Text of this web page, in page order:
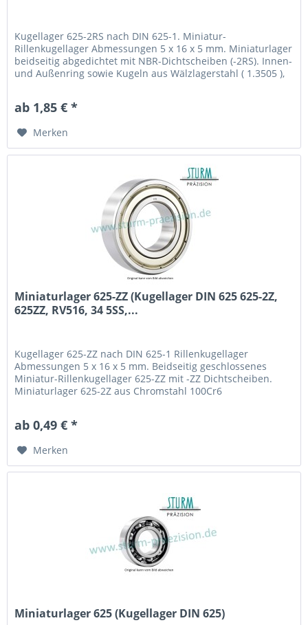
Kugellager 625-2RS nach DIN 625-1. Miniatur-
Rillenkugellager Abmessungen 5 x 16 x 5 mm. Miniaturlager
beidseitig abgedichtet mit NBR-Dichtscheiben (-2RS). Innen-
und Außenring sowie Kugeln aus Wälzlagerstahl ( 1.3505 ),
2RSR, 625 C-2RS, 625 H-2RS, 625-EE, 625-DDU
ab 1,85 € *
Merken
Miniaturlager 625-ZZ (Kugellager DIN 625 625-2Z,
625ZZ, RV516, 34 5SS,...
Kugellager 625-ZZ nach DIN 625-1 Rillenkugellager
Abmessungen 5 x 16 x 5 mm. Beidseitig geschlossenes
Miniatur-Rillenkugellager 625-ZZ mit -ZZ Dichtscheiben.
Miniaturlager 625-2Z aus Chromstahl 100Cr6
5SS, EL5RHH, R-1650ZZ, R-1650-ZZ, 625 2Z
ab 0,49 € *
Merken
Miniaturlager 625 (Kugellager DIN 625)